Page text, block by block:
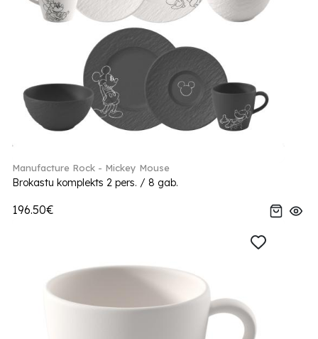
Manufacture Rock - Mickey Mouse
Brokastu komplekts 2 pers. / 8 gab.
196.50€